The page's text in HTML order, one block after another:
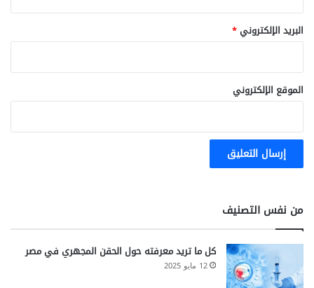
ط
ر
ق
ل
ع
ل
ج
البريد الإلكتروني*
الموقع الإلكتروني
من نفس التصنيف
كل ما تريد معرفته حول الحقن المجهري في مصر
12 مايو 2025